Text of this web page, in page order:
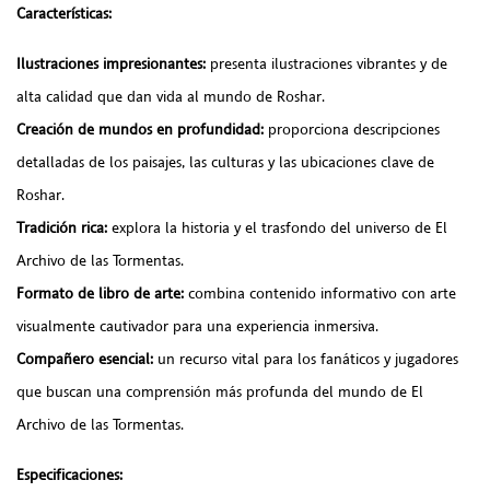
Características:
Ilustraciones impresionantes: presenta ilustraciones vibrantes y de
alta calidad que dan vida al mundo de Roshar.
Creación de mundos en profundidad: proporciona descripciones
detalladas de los paisajes, las culturas y las ubicaciones clave de
Roshar.
Tradición rica: explora la historia y el trasfondo del universo de El
Archivo de las Tormentas.
Formato de libro de arte: combina contenido informativo con arte
visualmente cautivador para una experiencia inmersiva.
Compañero esencial: un recurso vital para los fanáticos y jugadores
que buscan una comprensión más profunda del mundo de El
Archivo de las Tormentas.
Especificaciones: